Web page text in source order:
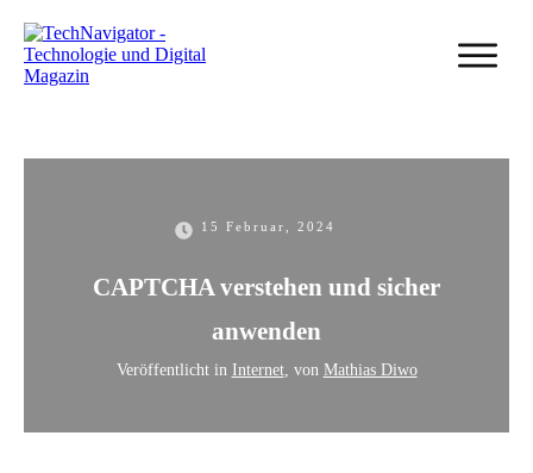
15 Februar, 2024
CAPTCHA verstehen und sicher
anwenden
Veröffentlicht in Internet, von Mathias Diwo